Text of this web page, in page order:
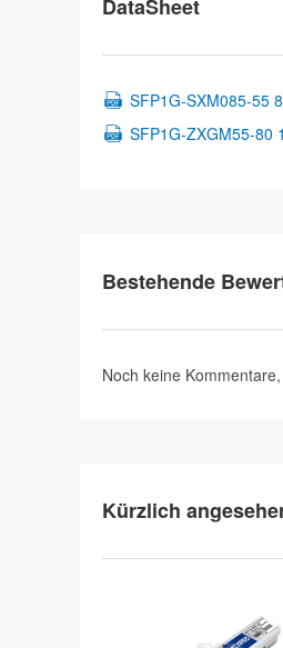
DataSheet
SFP1G-SXM085-55
SFP1G-ZXGM55-80
Bestehende
Noch keine
Kürzlich